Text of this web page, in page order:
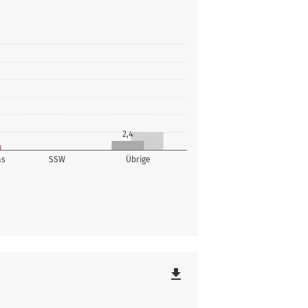
SSW Übrige
2,4
file_download